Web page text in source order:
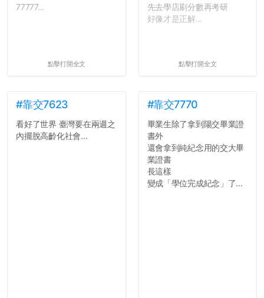
77777...
點擊打開全文
先去學店刷分數再考研
好像才是正解...
點擊打開全文
#靠交7623
看好了世界 臺灣要在兩週之
內擺脫高齡化社會...
#靠交7770
畢業生除了拿到陽交畢業證
書外
還會拿到純紀念用的交大畢
業證書
長這樣
變成「學位完成紀念」了...